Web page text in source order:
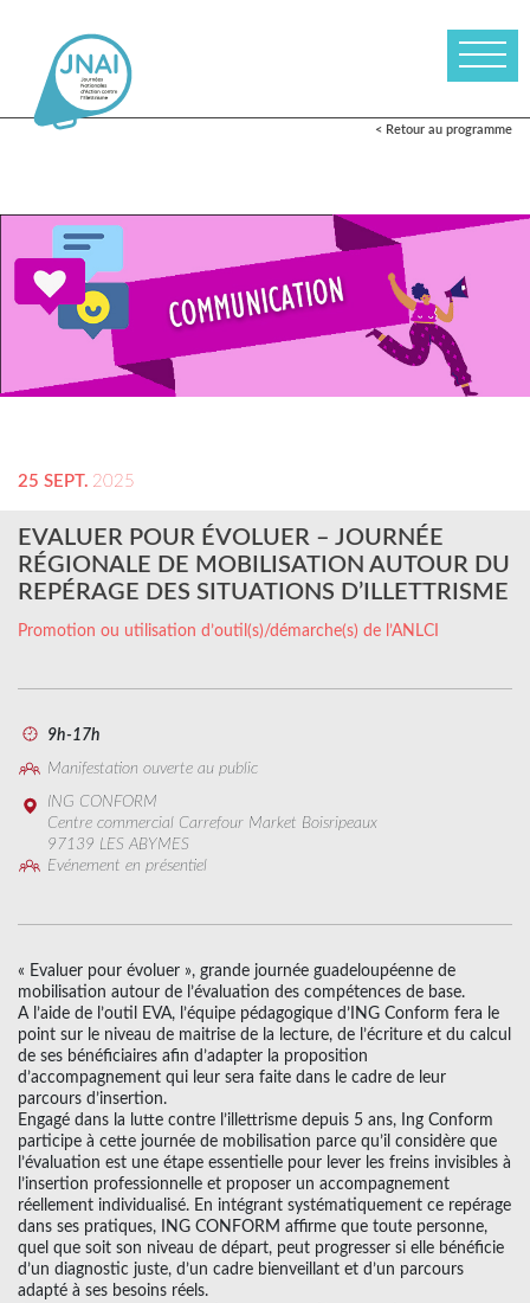
< Retour au programme
25 SEPT. 2025
EVALUER POUR ÉVOLUER – JOURNÉE
RÉGIONALE DE MOBILISATION AUTOUR DU
REPÉRAGE DES SITUATIONS D’ILLETTRISME
Promotion ou utilisation d’outil(s)/démarche(s) de l’ANLCI
9h-17h
Manifestation ouverte au public
ING CONFORM
Centre commercial Carrefour Market Boisripeaux
97139 LES ABYMES
Evénement en présentiel
« Evaluer pour évoluer », grande journée guadeloupéenne de
mobilisation autour de l’évaluation des compétences de base.
A l’aide de l’outil EVA, l’équipe pédagogique d’ING Conform fera le
point sur le niveau de maitrise de la lecture, de l’écriture et du calcul
de ses bénéficiaires afin d’adapter la proposition
d’accompagnement qui leur sera faite dans le cadre de leur
parcours d’insertion.
Engagé dans la lutte contre l’illettrisme depuis 5 ans, Ing Conform
participe à cette journée de mobilisation parce qu’il considère que
l’évaluation est une étape essentielle pour lever les freins invisibles à
l’insertion professionnelle et proposer un accompagnement
réellement individualisé. En intégrant systématiquement ce repérage
dans ses pratiques, ING CONFORM affirme que toute personne,
quel que soit son niveau de départ, peut progresser si elle bénéficie
d’un diagnostic juste, d’un cadre bienveillant et d’un parcours
adapté à ses besoins réels.